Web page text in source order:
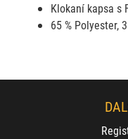
Klokaní kapsa s
65 % Polyester,